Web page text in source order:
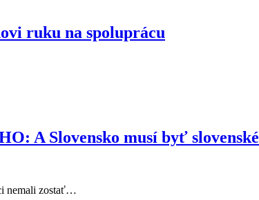
ruku na spoluprácu
A Slovensko musí byť slovenské
nemali zostať…